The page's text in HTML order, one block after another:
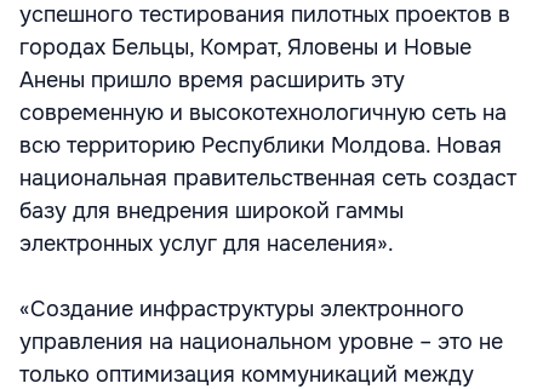
успешного тестирования пилотных проектов в
городах Бельцы, Комрат, Яловены и Новые
Анены пришло время расширить эту
современную и высокотехнологичную сеть на
всю территорию Республики Молдова. Новая
национальная правительственная сеть создаст
базу для внедрения широкой гаммы
электронных услуг для населения».
«Создание инфраструктуры электронного
управления на национальном уровне – это не
только оптимизация коммуникаций между